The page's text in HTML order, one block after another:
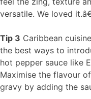
versatile. We loved
Tip 3 Caribbean
the best ways to
hot pepper sauce like
Maximise the flavour
gravy by adding the